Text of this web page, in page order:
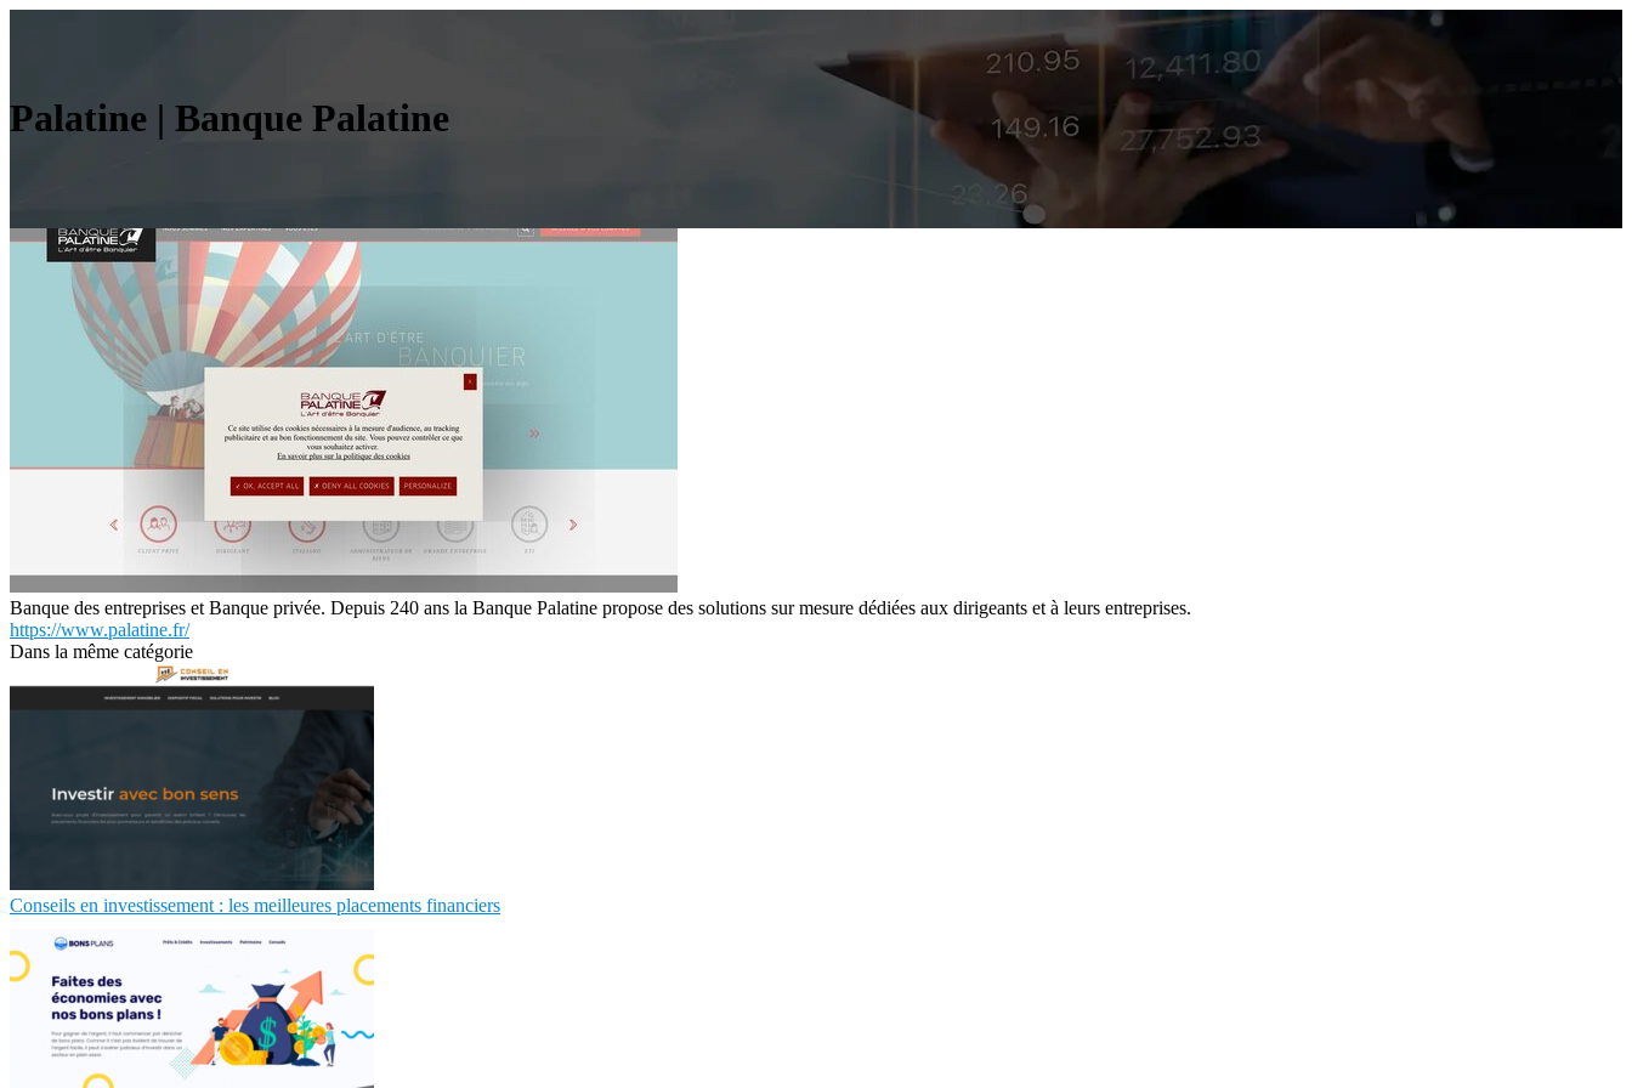
Palatine | Banque Palatine
Banque des entreprises et Banque privée. Depuis 240 ans la Banque Palatine propose des solutions sur mesure dédiées aux dirigeants et à leurs entreprises.
https://www.palatine.fr/
Dans la même catégorie
Conseils en investissement : les meilleures placements financiers